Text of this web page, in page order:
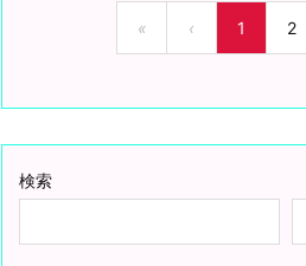
« ‹ 1 2
検索